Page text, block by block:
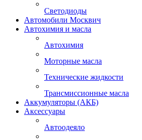
Светодиоды
Автомобили Москвич
Автохимия и масла
Автохимия
Моторные масла
Технические жидкости
Трансмиссионные масла
Аккумуляторы (АКБ)
Аксессуары
Автоодеяло